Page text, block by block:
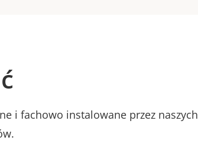
i fachowo instalowane przez naszych